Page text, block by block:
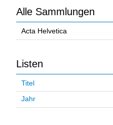
Alle Sammlungen
Acta Helvetica
Listen
Titel
Jahr